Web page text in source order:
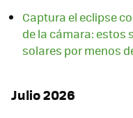
Captura el eclipse
de la cámara: estos
solares por menos
Julio 2026